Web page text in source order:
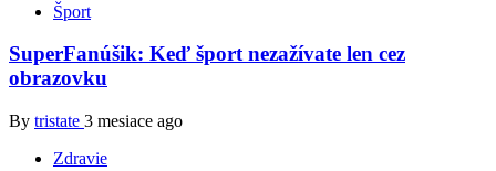
Šport
SuperFanúšik: Keď šport nezažívate len cez
obrazovku
By tristate 3 mesiace ago
Zdravie